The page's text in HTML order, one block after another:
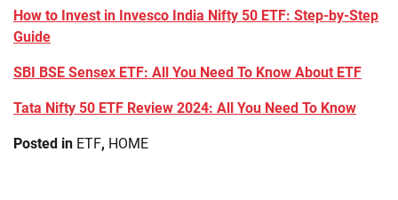
How to Invest in Invesco India Nifty 50 ETF: Step-by-Step
Guide
SBI BSE Sensex ETF: All You Need To Know About ETF
Tata Nifty 50 ETF Review 2024: All You Need To Know
Posted in ETF, HOME